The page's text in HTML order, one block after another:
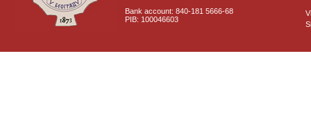
Bank account: 840-181 5666-68
PIB: 100046603